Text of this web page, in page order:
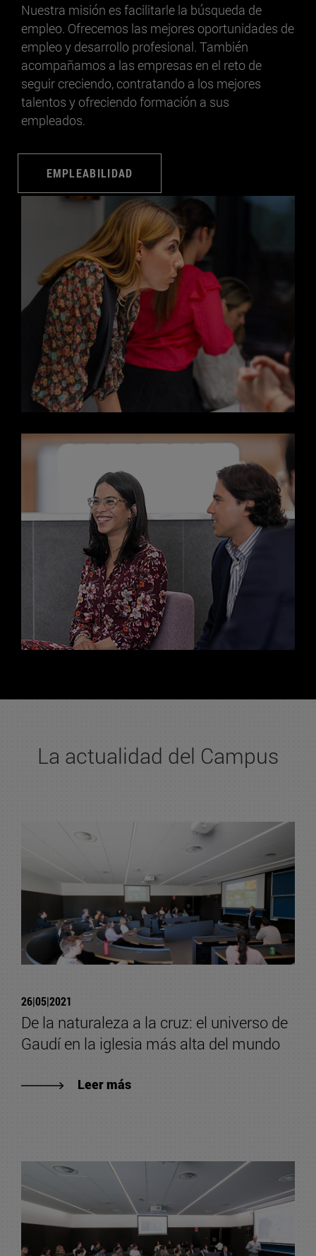
Nuestra misión es facilitarle la búsqueda de
empleo. Ofrecemos las mejores oportunidades de
empleo y desarrollo profesional. También
acompañamos a las empresas en el reto de
seguir creciendo, contratando a los mejores
talentos y ofreciendo formación a sus
empleados.
EMPLEABILIDAD
La actualidad del Campus
26|05|2021
De la naturaleza a la cruz: el universo de
Gaudí en la iglesia más alta del mundo
Leer más